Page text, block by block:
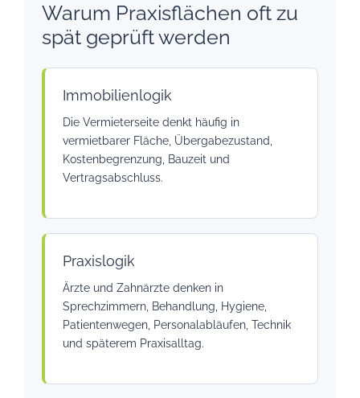
Warum Praxisflächen oft zu
spät geprüft werden
Immobilienlogik
Die Vermieterseite denkt häufig in
vermietbarer Fläche, Übergabezustand,
Kostenbegrenzung, Bauzeit und
Vertragsabschluss.
Praxislogik
Ärzte und Zahnärzte denken in
Sprechzimmern, Behandlung, Hygiene,
Patientenwegen, Personalabläufen, Technik
und späterem Praxisalltag.